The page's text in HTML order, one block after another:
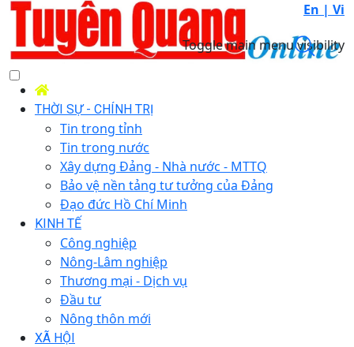
En | Vi
Toggle main menu visibility
THỜI SỰ - CHÍNH TRỊ
Tin trong tỉnh
Tin trong nước
Xây dựng Đảng - Nhà nước - MTTQ
Bảo vệ nền tảng tư tưởng của Đảng
Đạo đức Hồ Chí Minh
KINH TẾ
Công nghiệp
Nông-Lâm nghiệp
Thương mại - Dịch vụ
Đầu tư
Nông thôn mới
XÃ HỘI